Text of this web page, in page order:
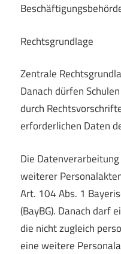
Rechtsgrundlage
Zentrale
Danach dürfen
durch
erforderlichen Daten
Die
weiterer
Art. 104 Abs. 1
(BayBG). Danach darf
die nicht zugleich
eine weitere